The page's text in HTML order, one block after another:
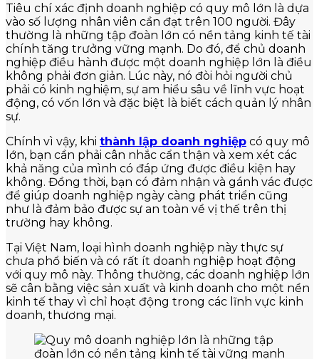
Tiêu chí xác định doanh nghiệp có quy mô lớn là dựa
vào số lượng nhân viên cần đạt trên 100 người. Đây
thường là những tập đoàn lớn có nền tảng kinh tế tài
chính tăng trưởng vững mạnh. Do đó, để chủ doanh
nghiệp điều hành được một doanh nghiệp lớn là điều
không phải đơn giản. Lúc này, nó đòi hỏi người chủ
phải có kinh nghiệm, sự am hiểu sâu về lĩnh vực hoạt
động, có vốn lớn và đặc biệt là biết cách quản lý nhân
sự.
Chính vì vậy, khi thành lập doanh nghiệp có quy mô
lớn, bạn cần phải cân nhắc cẩn thận và xem xét các
khả năng của mình có đáp ứng được điều kiện hay
không. Đồng thời, bạn có đảm nhận và gánh vác được
để giúp doanh nghiệp ngày càng phát triển cũng
như là đảm bảo được sự an toàn về vị thế trên thị
trường hay không.
Tại Việt Nam, loại hình doanh nghiệp này thực sự
chưa phổ biến và có rất ít doanh nghiệp hoạt động
với quy mô này. Thông thường, các doanh nghiệp lớn
sẽ cân bằng việc sản xuất và kinh doanh cho một nền
kinh tế thay vì chỉ hoạt động trong các lĩnh vực kinh
doanh, thương mại.